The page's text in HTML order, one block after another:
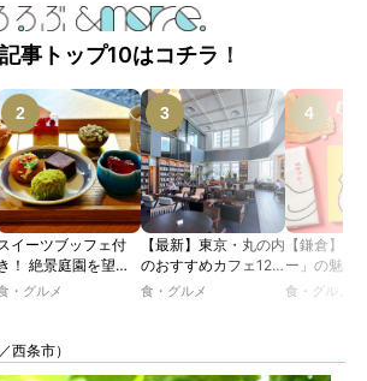
事トップ10はコチラ！
イーツブッフェ付
！ 絶景庭園を望む
テルレストランで味
ツトレンドVol.105】
・グルメ
【最新】東京・丸の内
のおすすめカフェ12
選｜ひとりでゆったり
ルラウンジまで！
食・グルメ
【鎌倉】「
ー」の魅力
説！ 定番商
食・グルメ
西条市）